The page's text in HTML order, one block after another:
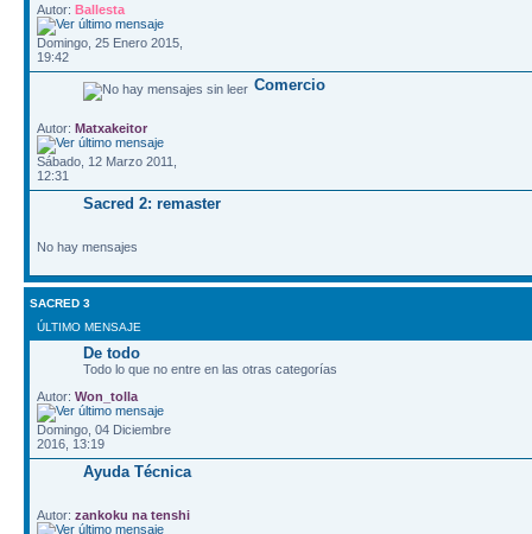
Autor: Ballesta
Domingo, 25 Enero 2015,
19:42
Comercio
Autor: Matxakeitor
Sábado, 12 Marzo 2011,
12:31
Sacred 2: remaster
No hay mensajes
SACRED 3
ÚLTIMO MENSAJE
De todo
Todo lo que no entre en las otras categorías
Autor: Won_tolla
Domingo, 04 Diciembre
2016, 13:19
Ayuda Técnica
Autor: zankoku na tenshi